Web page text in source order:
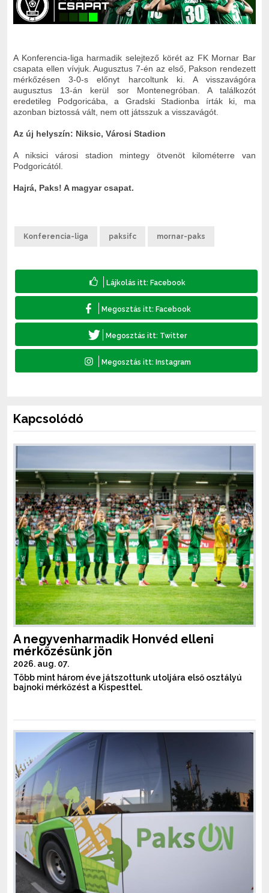
A Konferencia-liga harmadik selejtező körét az FK Mornar Bar
csapata ellen vívjuk. Augusztus 7-én az első, Pakson rendezett
mérkőzésen 3-0-s előnyt harcoltunk ki. A visszavágóra
augusztus 13-án kerül sor Montenegróban. A találkozót
eredetileg Podgoricába, a Gradski Stadionba írták ki, ma
azonban biztossá vált, nem ott játsszuk a visszavágót.
Az új helyszín: Niksic, Városi Stadion
A niksici városi stadion mintegy ötvenöt kilométerre van
Podgoricától.
Hajrá, Paks! A magyar csapat.
Konferencia-liga paksifc mornar-paks
Kapcsolódó
A negyvenharmadik Honvéd elleni
mérkőzésünk jön
2026. aug. 07.
Több mint három éve játszottunk utoljára első osztályú
bajnoki mérkőzést a Kispesttel.